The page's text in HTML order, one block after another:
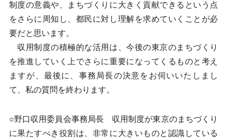
制度の意義や、まちづくりに大きく貢献できるという点
をさらに周知し、都民に対し理解を求めていくことが必
要だと思います。
収用制度の積極的な活用は、今後の東京のまちづくり
を推進していく上でさらに重要になってくるものと考え
ますが、最後に、事務局長の決意をお伺いいたしまし
て、私の質問を終わります。
○野口収用委員会事務局長 収用制度が東京のまちづくり
に果たすべき役割は、非常に大きいものと認識している